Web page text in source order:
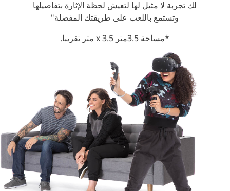
لك تجربة لا مثيل لها لتعيش لحظة الإثارة بتفاصيلها
وتستمع باللعب على طريقتك المفضلة"
*مساحة 3.5متر x 3.5 متر تقريبا.